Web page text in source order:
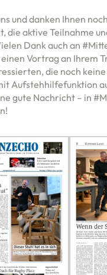
und danken Ihnen
die aktive Teilnahme
Dank auch an
Vortrag an Ihrem
die noch
Aufstehhilfefunktion
gute Nachricht – in